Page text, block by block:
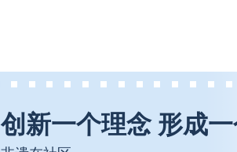
创新一个理念 形成